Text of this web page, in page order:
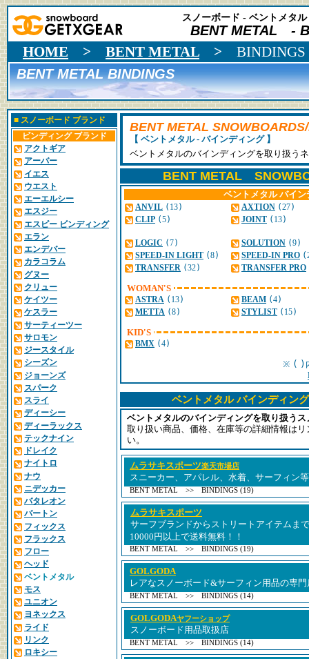
スノーボード - ベントメタ
BENT METAL -
HOME > BENT METAL > BINDINGS
BENT METAL BINDINGS
■ スノーボード ブランド
ビンディング ブランド
アクトギア
アーバー
イエス
ウエスト
エーエルシー
エスジー
エスピー ビンディング
エラン
エンデバー
カラコラム
グヌー
クリュー
ケイツー
ケスラー
サーティーツー
サロモン
ジースタイル
シーズン
ジョーンズ
スパーク
スライ
ディーシー
ディーラックス
テックナイン
ドレイク
ナイトロ
ナウ
ニデッカー
バタレオン
バートン
フィックス
フラックス
フロー
ヘッド
ベントメタル
モス
ユニオン
ヨネックス
ライド
リンク
ロキシー
BENT METAL
【 ベントメタル - バインディング 】
ベントメタルのバインディングを取り扱う
BENT METAL
ベントメタル バイン
ANVIL ( 13) AXTION (27)
CLIP (5) JOINT ( 13)
LOGIC (7) SOLUTION (9)
SPEED-IN LIGHT (8) SPEED-IN PRO (
TRANSFER (32) TRANSFER PRO
WOMAN'S
ASTRA ( 13) BEAM (4)
METTA (8) STYLIST ( 15)
KID'S
BMX (4)
※ ( )
ベントメタル バインディン
ベントメタルのバインディングを取り扱う
取り扱い商品、価格、在庫等の詳細情報は
い。
ムラサキスポーツ楽天市場店
スニーカー、アパレル、水着、サーフィン
BENT METAL >> BINDINGS (19)
ムラサキスポーツ
サーフブランドからストリートアイテムま
10000円以上で送料無料！！
BENT METAL >> BINDINGS (19)
GOLGODA
レアなスノーボード&サーフィン用品の専門
BENT METAL >> BINDINGS (14)
GOLGODAヤフーショップ
スノーボード用品取扱店
BENT METAL >> BINDINGS (14)